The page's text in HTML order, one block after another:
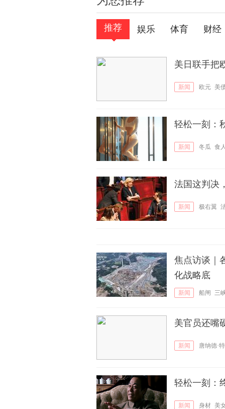
推荐 娱乐 体育 财经
美日联手把
新闻 欧元 美
轻松一刻：
新闻 冬瓜 食
法国这判决
新闻 极右翼
焦点访谈｜
化战略底
新闻 船闸 三
美官员还嘴
新闻 唐纳德·
轻松一刻：
新闻 身材 美